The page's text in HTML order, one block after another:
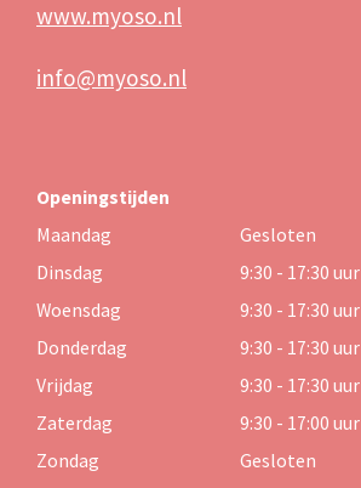
www.myoso.nl
info@myoso.nl
Openingstijden
Maandag
Gesloten
Dinsdag
9:30 - 17:30 uur
Woensdag
9:30 - 17:30 uur
Donderdag
9:30 - 17:30 uur
Vrijdag
9:30 - 17:30 uur
Zaterdag
9:30 - 17:00 uur
Zondag
Gesloten